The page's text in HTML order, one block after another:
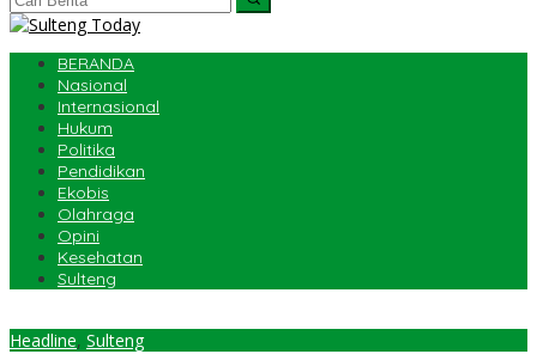
BERANDA
Nasional
Internasional
Hukum
Politika
Pendidikan
Ekobis
Olahraga
Opini
Kesehatan
Sulteng
Headline, Sulteng